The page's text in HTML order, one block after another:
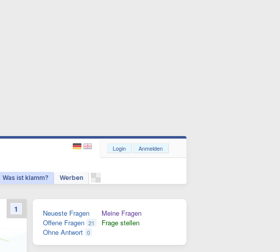
Was ist klamm? Werben
Login Anmelden
1
Neueste Fragen
Offene Fragen 21
Ohne Antwort 0
Meine Fragen
Frage stellen